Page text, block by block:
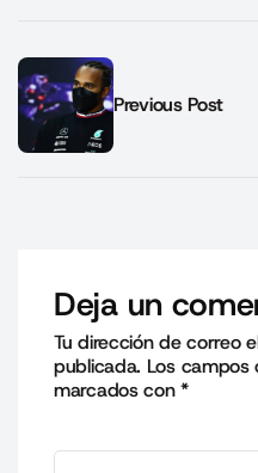
Previous Post
Deja un
Tu dirección de correo
publicada. Los campos
marcados con*